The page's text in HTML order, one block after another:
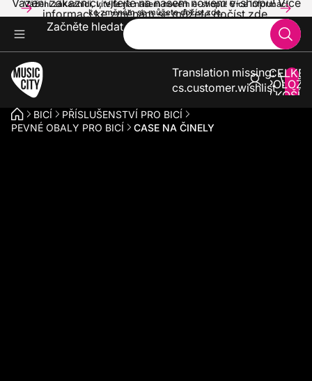
Vážení zákazníci, vítejte na našem novém e-shopu! Více informací
ke změnám se můžete dočíst zde.
Vážení zákazníci, vítejte na našem novém e-shopu! Více
informací ke změnám se můžete dočíst zde.
Začněte hledat
Translation missing:
cs.customer.wishlist
V
BICÍ
PŘÍSLUŠENSTVÍ PRO BICÍ
PEVNÉ OBALY PRO BICÍ
CASE NA ČINELY